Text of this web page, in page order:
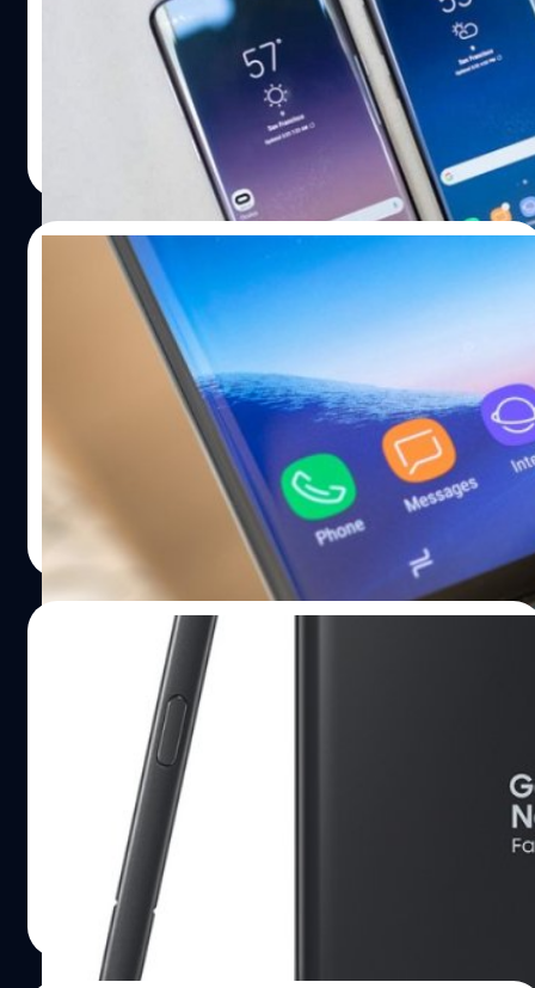
ได้มีข้อมูลเพิ่มเติมล่าสุดเกี่ยวกับ Samsung Galaxy S8 mini
สมาร์ทโฟนรุ่นเล็ก หลังจากที่มีข่าวลือออกมาก่อนหน้านี้
| 3318 days ago
07/07/2017
Samsung เผย Bixby ในเวอร์ชันภาษาอังกฤษ
อาจมาช้ากว่าที่คิด
ในช่วงนี้เรียกได้ว่า Samsung นั้นให้ความสำคัญกับผู้ช่วย
อัจฉริยะอย่าง Bixby เป็นพิเศษ ซึ่งอย่างที่รู้กันว่าเป็นเอกสิทธิ์
สำหรับ Galaxy S8 และ S8+ เท่านั้น ในงานเปิดตัวทาง
Samsung กล่าวว่า Bixby จะมีอยู่ 4 ด้านหลักๆ คือ Vision,
Remind, Home และ Voice ซึ่งระยะหลังๆ นี้จะไม่ค่อยได้รับ
ความนิยมภายนอกประเทศเกาหลีใต้ซักเท่าไหร่นัก โฆษกของ
Samsung ให้สัมภาษณ์กับ The Korea Herald ว่า 'การพัฒนา
Bixby ในภาษาอื่นยังคงต้องใช้เวลามากกว่านี้ เนื่องมาจากการ
เก็บรวบรวมข้อมูลมหาศาลยังไม่เรียบร้อยดี' และยังประสบกับ
อุปสรรคอีกหลายอย่างในระหว่างการพัฒนา นอกจากนี้ยังมี
ปัญหาในการสื่อสารระหว่างวิศวะกรจากอเมริกา และเกาหลี
เนื่องจากภาษานั่นเอง ส่วน Bixby ในภาษาจีนนั้นยังห่างไกล
กับจากความสำเร็จมากนัก ในตอนนี้ Bixby พร้อมให้ใช้งาน
แล้วสำหรับผู้ใช้ Galaxy S8 ที่ได้ลงชื่อในโครงการ Early
Access แต่ยังเป็นเพียงเวอร์ชั่นเบต้าเท่านั้น เพราะฉะนั้นใน
ระหว่างการใช้อาจเจอกับบัค หรือการทำงานที่ประสิทธิภาพไม่
เต็มก็ถือว่าเป็นเรื่องปกติครับ และนอกจากนี้ ในเดือนตุลาคม…
วัชรกุล พัฒนาประทีป | 3318 days ago
Read More
มาดูความแตกต่างระหว่าง Samsung Galaxy
Note Fan Edition และ Galaxy Note 7
เรียกได้ว่าเป็นนกฟีนิกซ์ที่ฟื้นคืนชีฟจากขี้เถ้าแห่ง Samsung
เลยก็ว่าได้สำหรับ Galaxy Note FE หรือว่า Fan Edition
นั่นเอง ซึ่งตอนนี้ก็เปิดตัวอย่างเป็นทางการแล้ว Galaxy Note
FE เรียกกันง่ายๆ ก็คือ Note 7 ในเวอร์ชันปลอดภัยนั่นเอง ซึ่ง
จะผลิตจำกัดจำนวนที่ 400,000 เครื่องเท่านั้น และก็จะวาง
ขายประเทศเกาหลีใต้ก่อน ส่วนจะมีวางขายในที่อื่นอีกหรือไม่
นั้นตอนนี้ยังไม่มีข้อมูลออกมายืนยนแต่อย่างใดครับ อย่างไร
ก็ตาม Galaxy Note FE นั้นอาจไม่เหมือน Note 7 100% แต่ว่า
วัชรกุล พัฒนาประทีป
Read More